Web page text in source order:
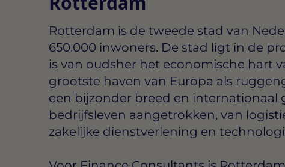
Rotterdam is de tweede stad van
650.000 inwoners. De stad ligt in de
is van oudsher het economische hart
grootste haven van Europa als
een bijzonder breed en internationaal
bedrijfsleven aangetrokken, van
zakelijke dienstverlening en